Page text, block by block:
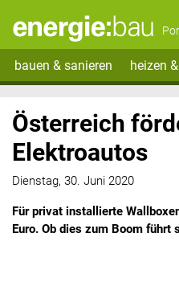
bauen & sanieren heizen
Österreich
Elektroautos
Dienstag, 30. Juni 2020
Für privat installierte
Euro. Ob dies zum Boom